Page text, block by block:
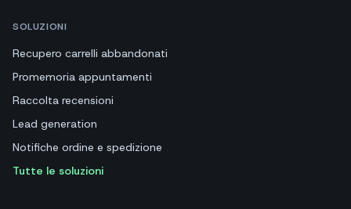
SOLUZIONI
Recupero carrelli abbandonati
Promemoria appuntamenti
Raccolta recensioni
Lead generation
Notifiche ordine e spedizione
Tutte le soluzioni